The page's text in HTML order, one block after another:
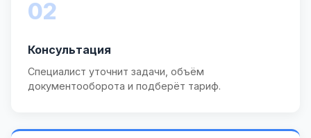
02
Консультация
Специалист уточнит задачи, объём
документооборота и подберёт тариф.